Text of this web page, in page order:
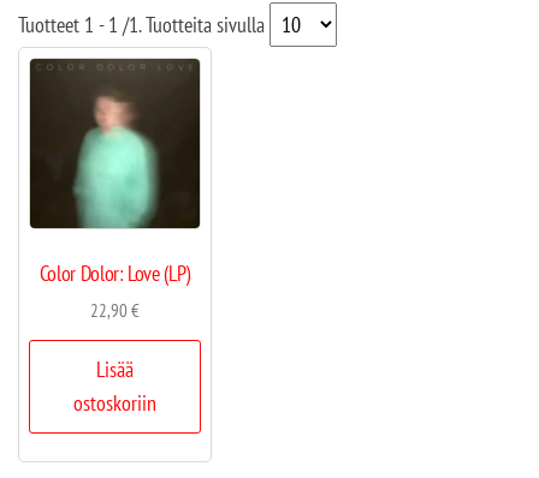
Tuotteet 1 - 1 /1. Tuotteita sivulla
Color Dolor: Love (LP)
22,90€
Lisää
ostoskoriin